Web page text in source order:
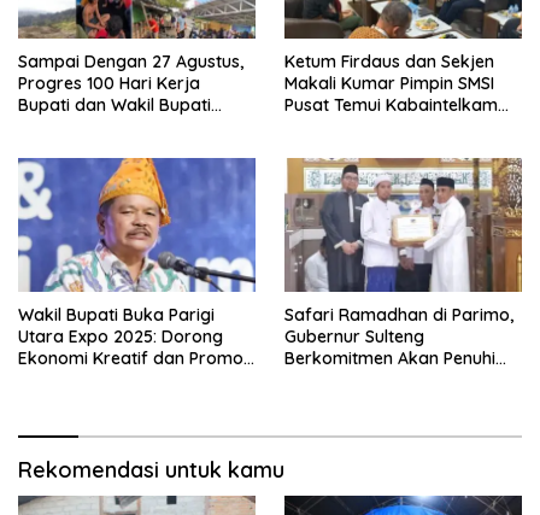
Sampai Dengan 27 Agustus,
Progres 100 Hari Kerja
Bupati dan Wakil Bupati
Ketum Firdaus dan Sekjen
Makali Kumar Pimpin SMSI
Pusat Temui Kabaintelkam
Berkesinambungan
Wakil Bupati Buka Parigi
Utara Expo 2025: Dorong
Ekonomi Kreatif dan Promosi
Safari Ramadhan di Parimo,
Gubernur Sulteng
Berkomitmen Akan Penuhi
Rekomendasi untuk kamu